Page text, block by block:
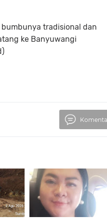
bumbunya tradisional dan
ke Banyuwangi